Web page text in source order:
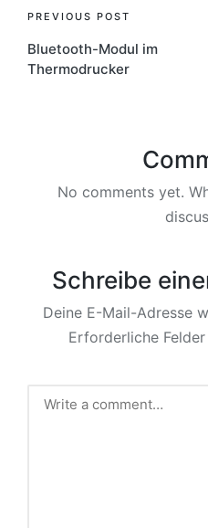
Post
navigation
PREVIOUS POST
Bluetooth-Modul im
Thermodrucker
No comments yet.
Schreibe
Deine E-Mail-Adresse
Erforderliche